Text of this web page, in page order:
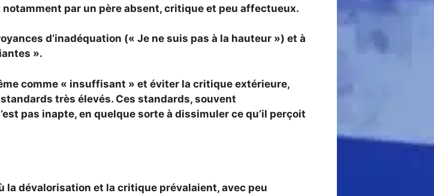
par un père absent, critique et peu affectueux.
d’inadéquation (« Je ne suis pas à la hauteur ») et à
».
comme « insuffisant » et éviter la critique extérieure,
très élevés. Ces standards, souvent
pas inapte, en quelque sorte à dissimuler ce qu’il perçoit
dévalorisation et la critique prévalaient, avec peu